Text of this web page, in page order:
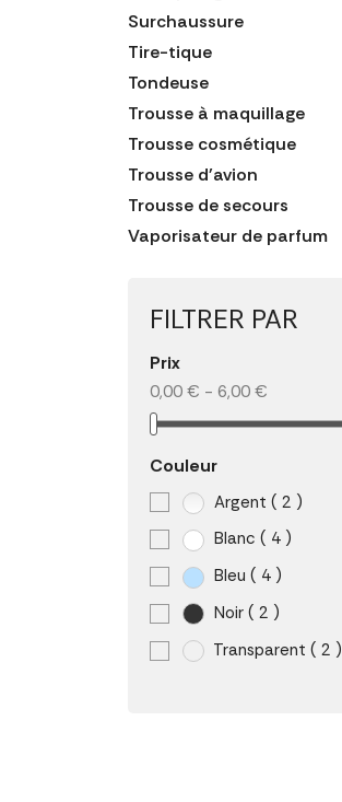
Surchaussure
Tire-tique
Tondeuse
Trousse à maquillage
Trousse cosmétique
Trousse d'avion
Trousse de secours
Vaporisateur de parfum
FILTRER PAR
Prix
0,00 € - 6,00 €
Couleur
Argent ( 2 )
Blanc ( 4 )
Bleu ( 4 )
Noir ( 2 )
Transparent ( 2 )